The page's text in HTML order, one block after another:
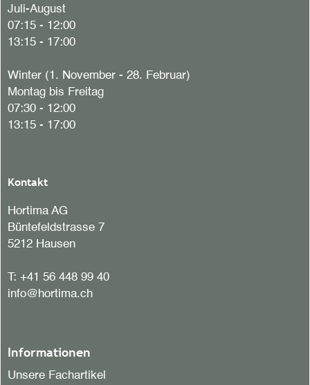
Juli-August
07:15 - 12:00
13:15 - 17:00
Winter (1. November - 28. Februar)
Montag bis Freitag
07:30 - 12:00
13:15 - 17:00
Kontakt
Hortima AG
Büntefeldstrasse 7
5212 Hausen
T: +41 56 448 99 40
info@hortima.ch
Informationen
Unsere Fachartikel